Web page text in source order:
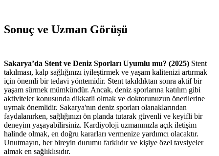
Sonuç ve Uzman Görüşü
Sakarya’da Stent ve Deniz Sporları Uyumlu mu? (2025) Stent
takılması, kalp sağlığınızı iyileştirmek ve yaşam kalitenizi artırmak
için önemli bir tedavi yöntemidir. Stent takıldıktan sonra aktif bir
yaşam sürmek mümkündür. Ancak, deniz sporlarına katılım gibi
aktiviteler konusunda dikkatli olmak ve doktorunuzun önerilerine
uymak önemlidir. Sakarya'nın deniz sporları olanaklarından
faydalanırken, sağlığınızı ön planda tutarak güvenli ve keyifli bir
deneyim yaşayabilirsiniz. Kardiyoloji uzmanınızla açık iletişim
halinde olmak, en doğru kararları vermenize yardımcı olacaktır.
Unutmayın, her bireyin durumu farklıdır ve kişiye özel tavsiyeler
almak en sağlıklısıdır.